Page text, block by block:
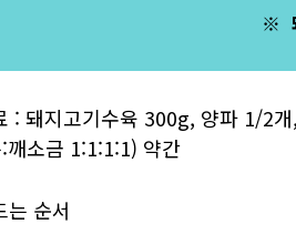
※
: 돼지고기수육 300g, 양파 1/2
깨소금 1:1:1:1) 약간
순서